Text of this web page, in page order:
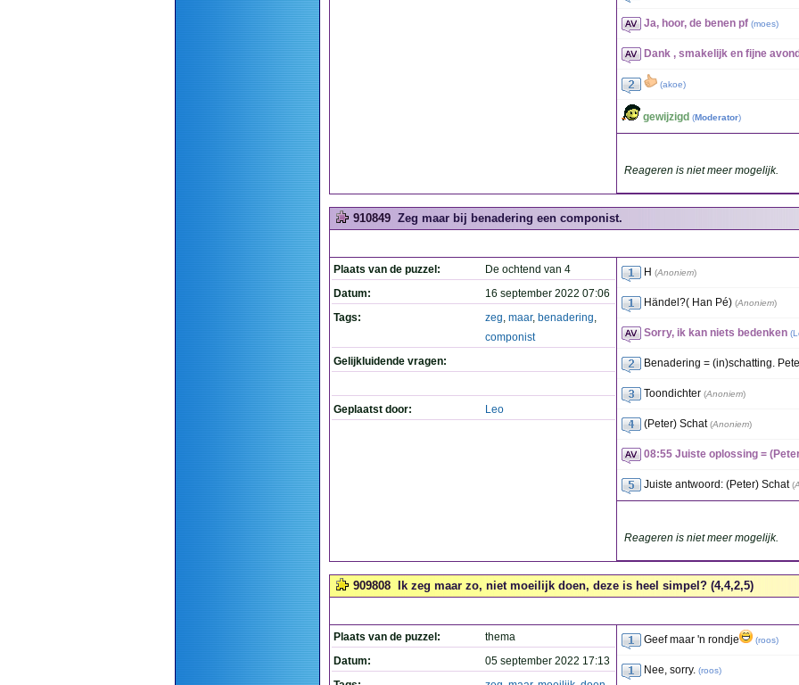
Ja, hoor, de benen pf (moes)
Dank , smakelijk en fijne avond
(akoe)
gewijzigd (Moderator)
Reageren is niet meer mogelijk.
910849 Zeg maar bij benadering een componist.
Plaats van de puzzel:
De ochtend van 4
Datum:
16 september 2022 07:06
Tags:
zeg, maar, benadering,
componist
Gelijkluidende vragen:
Geplaatst door: Leo
H (Anoniem)
Händel?( Han Pé) (Anoniem)
Sorry, ik kan niets bedenken (
Benadering = (in)schatting.
Toondichter (Anoniem)
(Peter) Schat (Anoniem)
08:55 Juiste oplossing =
Juiste antwoord: (Peter) Schat (
Reageren is niet meer mogelijk.
909808 Ik zeg maar zo, niet moeilijk doen, deze is heel simpel? (4,4,2,5)
Plaats van de puzzel:
thema
Datum:
05 september 2022 17:13
Geef maar 'n rondje (roos)
Nee, sorry. (roos)